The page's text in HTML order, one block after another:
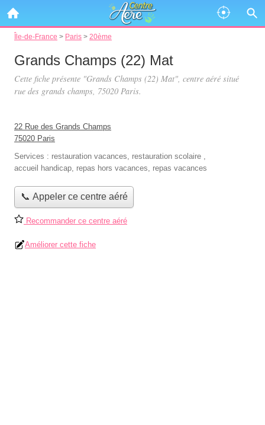
Île-de-France > Paris > 20ème
Grands Champs (22) Mat
Cette fiche présente "Grands Champs (22) Mat", centre aéré situé
rue des grands champs, 75020 Paris.
22 Rue des Grands Champs
75020 Paris
Services : restauration vacances, restauration scolaire ,
accueil handicap, repas hors vacances, repas vacances
📞 Appeler ce centre aéré
Recommander ce centre aéré
Améliorer cette fiche